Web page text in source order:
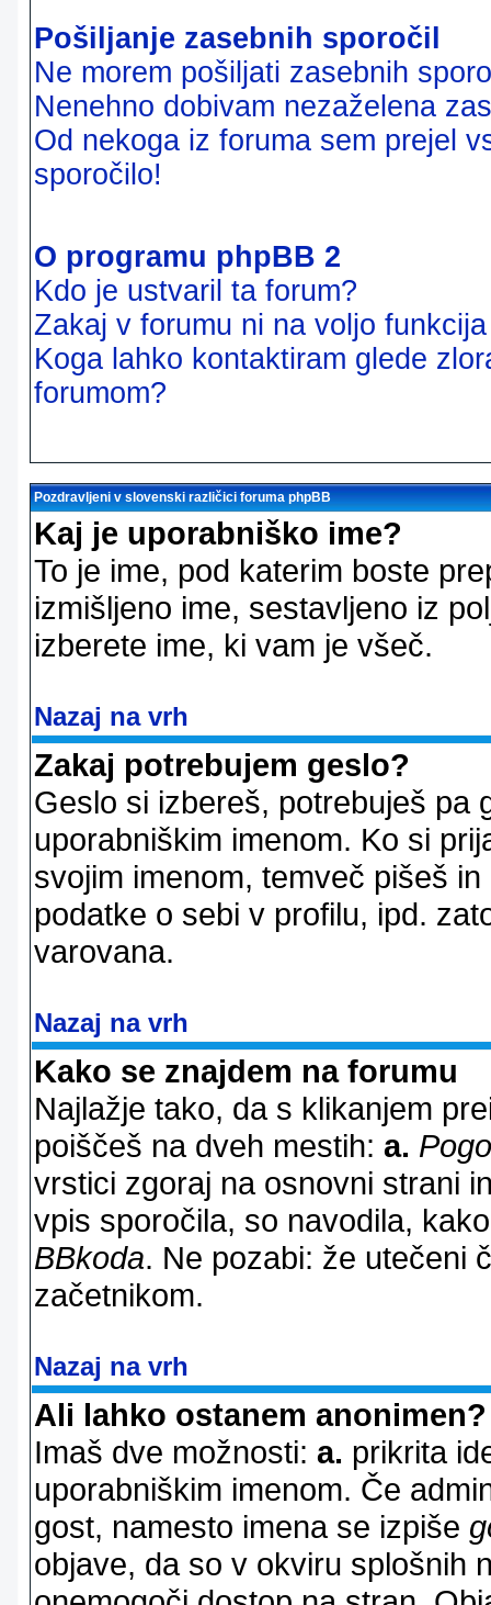
Pošiljanje zasebnih sporočil
Ne morem pošiljati zasebnih
Nenehno dobivam nezaželena
Od nekoga iz foruma sem prejel
sporočilo!
O programu phpBB 2
Kdo je ustvaril ta forum?
Zakaj v forumu ni na voljo
Koga lahko kontaktiram glede
forumom?
Pozdravljeni v slovenski različici foruma phpBB
Kaj je uporabniško ime?
To je ime, pod katerim boste
izmišljeno ime, sestavljeno iz
izberete ime, ki vam je všeč.
Nazaj na vrh
Zakaj potrebujem geslo?
Geslo si izbereš, potrebuješ pa
uporabniškim imenom. Ko si
svojim imenom, temveč pišeš
podatke o sebi v profilu, ipd.
varovana.
Nazaj na vrh
Kako se znajdem na forumu
Najlažje tako, da s klikanjem
poiščeš na dveh mestih: a.
vrstici zgoraj na osnovni strani
vpis sporočila, so navodila,
BBkoda. Ne pozabi: že utečeni
začetnikom.
Nazaj na vrh
Ali lahko ostanem anonimen?
Imaš dve možnosti: a. prikrita
uporabniškim imenom. Če
gost, namesto imena se izpiše
objave, da so v okviru splošnih